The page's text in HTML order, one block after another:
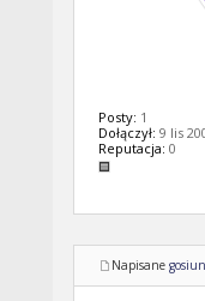
Posty: 1
Dołączył: 9 lis
Reputacja: 0
Napisane